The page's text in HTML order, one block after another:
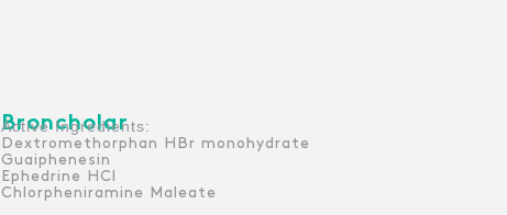
Broncholar :Active Ingredients
Dextromethorphan HBr monohydrate
Guaiphenesin
Ephedrine HCl
Chlorpheniramine Maleate